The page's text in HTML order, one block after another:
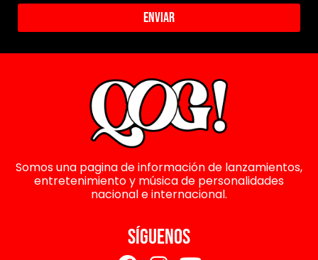
Enviar
Somos una pagina de información de lanzamientos,
entretenimiento y música de personalidades
nacional e internacional.
SÍGUENOS